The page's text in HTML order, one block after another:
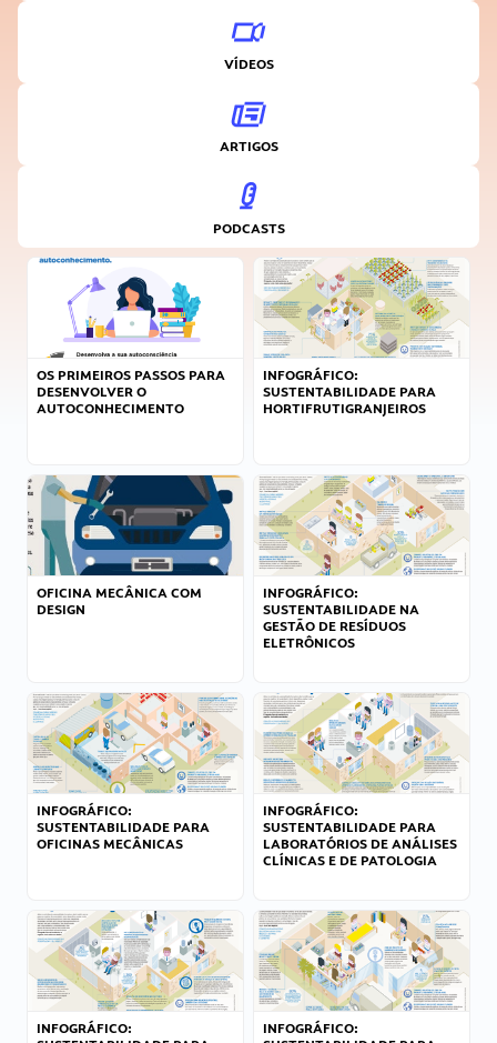
VÍDEOS
ARTIGOS
PODCASTS
OS PRIMEIROS PASSOS PARA
DESENVOLVER O
AUTOCONHECIMENTO
INFOGRÁFICO:
SUSTENTABILIDADE PARA
HORTIFRUTIGRANJEIROS
OFICINA MECÂNICA COM
DESIGN
INFOGRÁFICO:
SUSTENTABILIDADE NA
GESTÃO DE RESÍDUOS
ELETRÔNICOS
INFOGRÁFICO:
SUSTENTABILIDADE PARA
OFICINAS MECÂNICAS
INFOGRÁFICO:
SUSTENTABILIDADE PARA
LABORATÓRIOS DE ANÁLISES
CLÍNICAS E DE PATOLOGIA
INFOGRÁFICO:
INFOGRÁFICO: